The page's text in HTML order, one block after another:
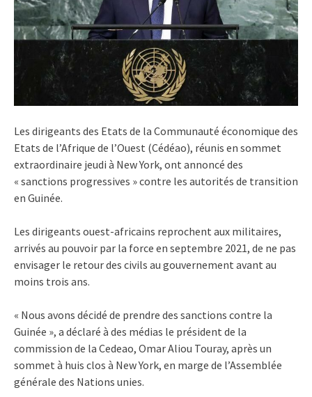
Les dirigeants des Etats de la Communauté économique des
Etats de l’Afrique de l’Ouest (Cédéao), réunis en sommet
extraordinaire jeudi à New York, ont annoncé des
« sanctions progressives » contre les autorités de transition
en Guinée.
Les dirigeants ouest-africains reprochent aux militaires,
arrivés au pouvoir par la force en septembre 2021, de ne pas
envisager le retour des civils au gouvernement avant au
moins trois ans.
« Nous avons décidé de prendre des sanctions contre la
Guinée », a déclaré à des médias le président de la
commission de la Cedeao, Omar Aliou Touray, après un
sommet à huis clos à New York, en marge de l’Assemblée
générale des Nations unies.